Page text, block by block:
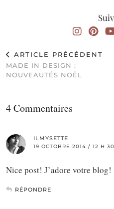
ARTICLE PRÉCÉDENT
MADE IN DESIGN :
NOUVEAUTÉS NOËL
4 Commentaires
ILMYSETTE
19 OCTOBRE 2014 / 12 H
Nice post! J’adore votre blog!
RÉPONDRE